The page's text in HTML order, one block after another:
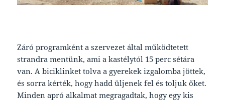
Záró programként a szervezet által működtetett
strandra mentünk, ami a kastélytól 15 perc sétára
van. A biciklinket tolva a gyerekek izgalomba jöttek,
és sorra kérték, hogy hadd üljenek fel és toljuk őket.
Minden apró alkalmat megragadtak, hogy egy kis